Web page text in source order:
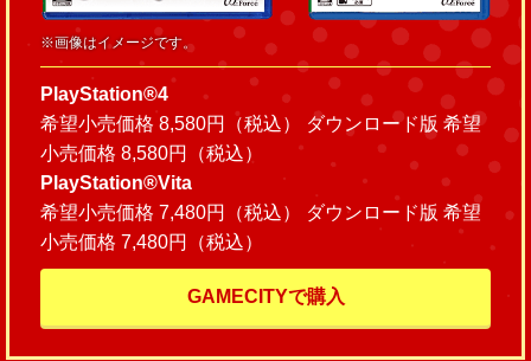
※画像はイメージです。
PlayStation®4
希望小売価格 8,580円（税込） ダウンロード版 希望
小売価格 8,580円（税込）
PlayStation®Vita
希望小売価格 7,480円（税込） ダウンロード版 希望
小売価格 7,480円（税込）
GAMECITYで購入